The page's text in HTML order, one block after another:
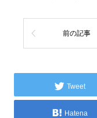
前の記事
Tweet
Hatena